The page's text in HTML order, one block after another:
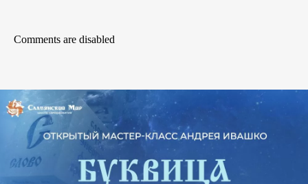
Comments are disabled